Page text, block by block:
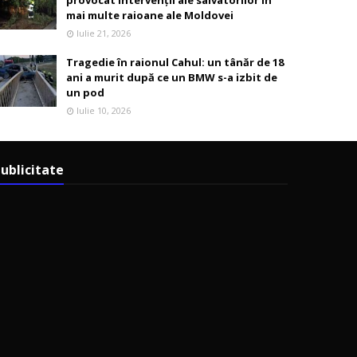
mai multe raioane ale Moldovei
Iulie 21, 2026
Tragedie în raionul Cahul: un tânăr de 18
ani a murit după ce un BMW s-a izbit de
un pod
Iulie 10, 2026